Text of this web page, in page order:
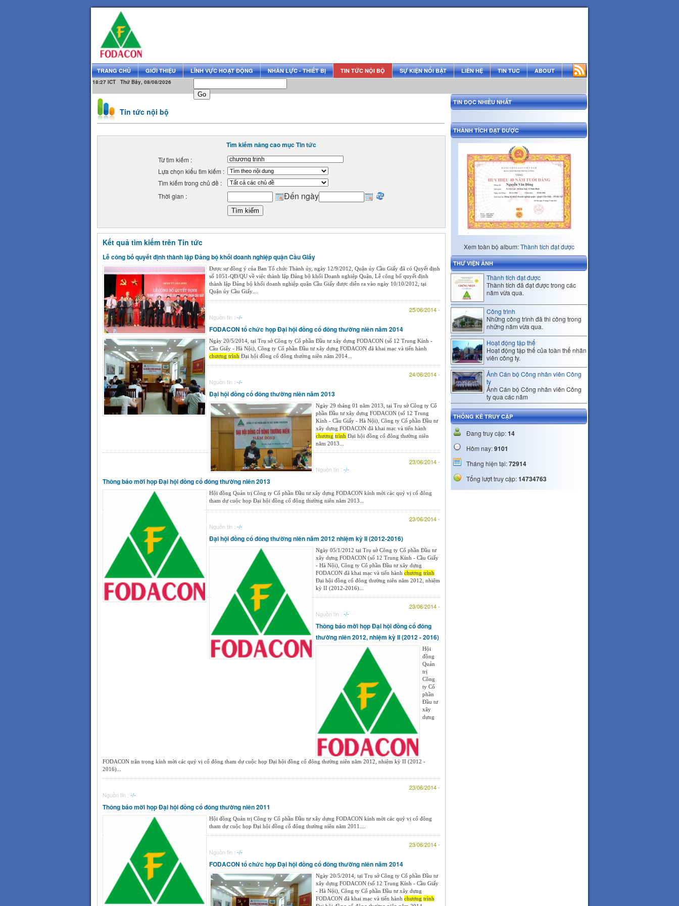
TRANG CHỦ GIỚI THIỆU LĨNH VỰC HOẠT ĐỘNG NHÂN LỰC - THIẾT BỊ TIN TỨC NỘI BỘ SỰ KIỆN NỔI BẬT LIÊN HỆ TIN TUC ABOUT
18:27 ICT Thứ Bảy, 08/08/2026
Tin tức nội bộ
Tìm kiếm nâng cao mục Tin tức
Từ tìm kiếm :
Lựa chọn kiểu tìm kiếm :
Tìm kiếm trong chủ đề :
Thời gian :
Đến ngày
Kết quả tìm kiếm trên Tin tức
Lễ công bố quyết định thành lập Đảng bộ khối doanh nghiệp quận Cầu Giấy
Được sự đồng ý của Ban Tổ chức Thành ủy, ngày 12/9/2012, Quận ủy Cầu Giấy đã có Quyết định
số 1051-QĐ/QU về việc thành lập Đảng bộ khối Doanh nghiệp Quận, Lễ công bố quyết định
thành lập Đảng bộ khối doanh nghiệp quận Cầu Giấy được diễn ra vào ngày 10/10/2012, tại
Quận ủy Cầu Giấy....
25/06/2014 -
Nguồn tin : -/-
FODACON tổ chức họp Đại hội đồng cổ đông thường niên năm 2014
Ngày 20/5/2014, tại Trụ sở Công ty Cổ phần Đầu tư xây dựng FODACON (số 12 Trung Kính -
Cầu Giấy - Hà Nội), Công ty Cổ phần Đầu tư xây dựng FODACON đã khai mạc và tiến hành
chương trình Đại hội đồng cổ đông thường niên năm 2014...
24/06/2014 -
Nguồn tin : -/-
Đại hội đồng cổ đông thường niên năm 2013
Ngày 29 tháng 01 năm 2013, tại Trụ sở Công ty Cổ
phần Đầu tư xây dựng FODACON (số 12 Trung
Kính - Cầu Giấy - Hà Nội), Công ty Cổ phần Đầu tư
xây dựng FODACON đã khai mạc và tiến hành
chương trình Đại hội đồng cổ đông thường niên
năm 2013...
23/06/2014 -
Nguồn tin : -/-
Thông báo mời họp Đại hội đồng cổ đông thường niên 2013
Hội đồng Quản trị Công ty Cổ phần Đầu tư xây dựng FODACON kính mời các quý vị cổ đông
tham dự cuộc họp Đại hội đồng cổ đông thường niên năm 2013...
23/06/2014 -
Nguồn tin : -/-
Đại hội đồng cổ đông thường niên năm 2012 nhiệm kỳ II (2012-2016)
Ngày 05/1/2012 tại Trụ sở Công ty Cổ phần Đầu tư
xây dựng FODACON (số 12 Trung Kính - Cầu Giấy
- Hà Nội), Công ty Cổ phần Đầu tư xây dựng
FODACON đã khai mạc và tiến hành chương trình
Đại hội đồng cổ đông thường niên năm 2012, nhiệm
kỳ II (2012-2016)...
23/06/2014 -
Nguồn tin : -/-
Thông báo mời họp Đại hội đồng cổ đông
thường niên 2012, nhiệm kỳ II (2012 - 2016)
Hội
đồng
Quản
trị
Công
ty Cổ
phần
Đầu tư
xây
dựng
FODACON trân trọng kính mời các quý vị cổ đông tham dự cuộc họp Đại hội đồng cổ đông thường niên năm 2012, nhiệm kỳ II (2012 -
2016)...
23/06/2014 -
Nguồn tin : -/-
Thông báo mời họp Đại hội đồng cổ đông thường niên 2011
Hội đồng Quản trị Công ty Cổ phần Đầu tư xây dựng FODACON kính mời các quý vị cổ đông
tham dự cuộc họp Đại hội đồng cổ đông thường niên năm 2011....
23/06/2014 -
Nguồn tin : -/-
FODACON tổ chức họp Đại hội đồng cổ đông thường niên năm 2014
Ngày 20/5/2014, tại Trụ sở Công ty Cổ phần Đầu tư
xây dựng FODACON (số 12 Trung Kính - Cầu Giấy
- Hà Nội), Công ty Cổ phần Đầu tư xây dựng
FODACON đã khai mạc và tiến hành chương trình
TIN ĐỌC NHIỀU NHẤT
THÀNH TÍCH ĐẠT ĐƯỢC
Xem toàn bộ album:Thành tích đạt được
THƯ VIỆN ẢNH
Thành tích đạt được
Thành tích đã đạt được trong các
năm vừa qua.
Công trình
Những công trình đã thi công trong
những năm vừa qua.
Hoạt động tập thể
Hoạt động tập thể của toàn thể nhân
viên công ty.
Ảnh Cán bộ Công nhân viên Công
ty
Ảnh Cán bộ Công nhân viên Công
ty qua các năm
THỐNG KÊ TRUY CẬP
Đang truy cập:14
Hôm nay:9101
Tháng hiện tại:72914
Tổng lượt truy cập:14734763